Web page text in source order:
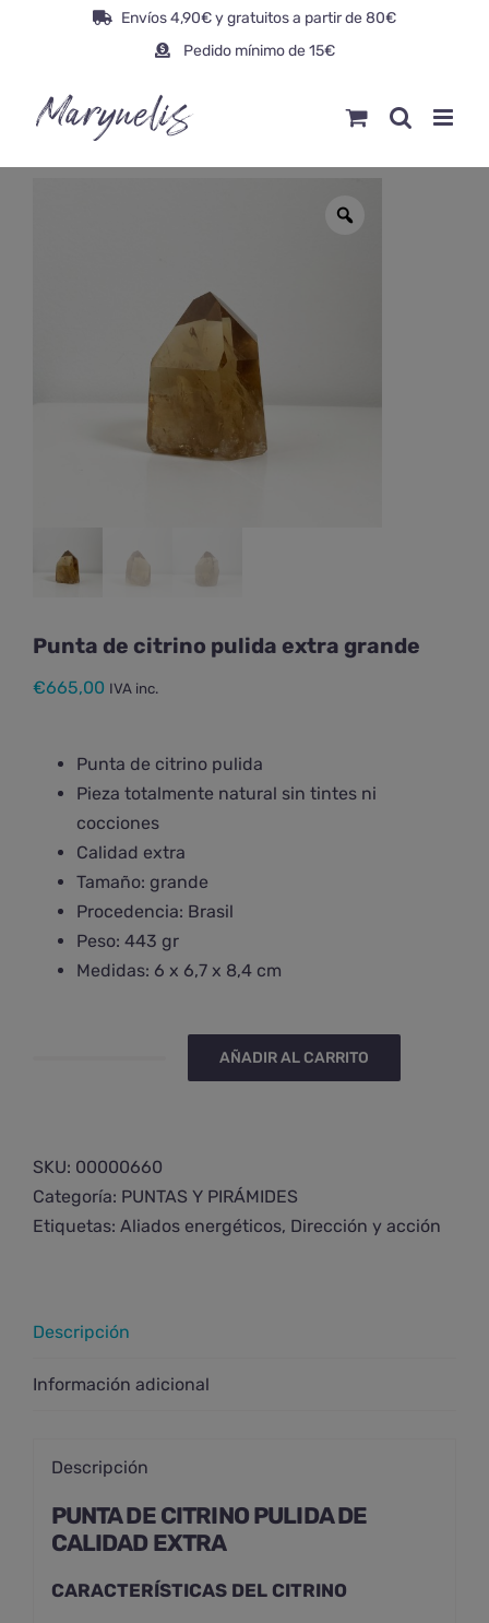
Envíos 4,90€ y gratuitos a partir de 80€
Pedido mínimo de 15€
Punta de citrino pulida extra grande
€665,00 IVA inc.
Punta de citrino pulida
Pieza totalmente natural sin tintes ni
cocciones
Calidad extra
Tamaño: grande
Procedencia: Brasil
Peso: 443 gr
Medidas: 6 x 6,7 x 8,4 cm
pulida
extra
grande
AÑADIR AL CARRITO
SKU: 00000660
Categoría: PUNTAS Y PIRÁMIDES
Etiquetas: Aliados energéticos, Dirección y acción
Descripción
Información adicional
Descripción
PUNTA DE CITRINO PULIDA DE
CALIDAD EXTRA
CARACTERÍSTICAS DEL CITRINO